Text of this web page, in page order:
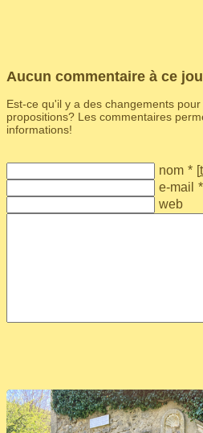
Aucun commentaire à ce
Est-ce qu'il y a des changements
propositions? Les commentaires
informations!
nom * [
e-mail *
web